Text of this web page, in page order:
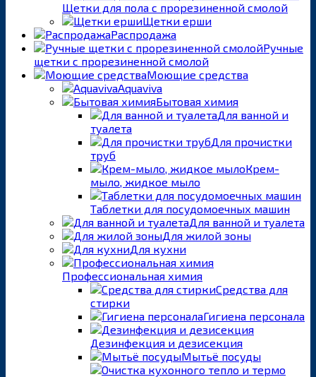
Щетки для пола с прорезиненной смолой
Щетки ерши
Распродажа
Ручные
щетки с прорезиненной смолой
Моющие средства
Aquaviva
Бытовая химия
Для ванной и
туалета
Для прочистки
труб
Крем-
мыло, жидкое мыло
Таблетки для посудомоечных машин
Для ванной и туалета
Для жилой зоны
Для кухни
Профессиональная химия
Средства для
стирки
Гигиена персонала
Дезинфекция и дезисекция
Мытьё посуды